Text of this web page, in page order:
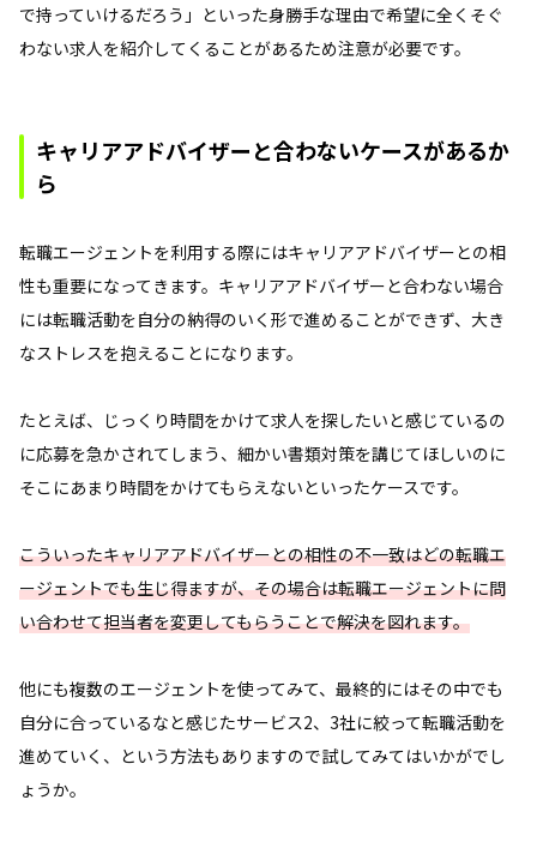
で持っていけるだろう」といった身勝手な理由で希望に全くそぐ
わない求人を紹介してくることがあるため注意が必要です。
キャリアアドバイザーと合わないケースがあるか
ら
転職エージェントを利用する際にはキャリアアドバイザーとの相
性も重要になってきます。キャリアアドバイザーと合わない場合
には転職活動を自分の納得のいく形で進めることができず、大き
なストレスを抱えることになります。
たとえば、じっくり時間をかけて求人を探したいと感じているの
に応募を急かされてしまう、細かい書類対策を講じてほしいのに
そこにあまり時間をかけてもらえないといったケースです。
こういったキャリアアドバイザーとの相性の不一致はどの転職エ
ージェントでも生じ得ますが、その場合は転職エージェントに問
い合わせて担当者を変更してもらうことで解決を図れます。
他にも複数のエージェントを使ってみて、最終的にはその中でも
自分に合っているなと感じたサービス2、3社に絞って転職活動を
進めていく、という方法もありますので試してみてはいかがでし
ょうか。